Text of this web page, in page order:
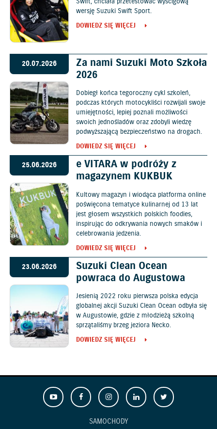
wersję Suzuki Swift Sport.
DOWIEDZ SIĘ WIĘCEJ
20.07.2026
Za nami Suzuki Moto Szkoła
2026
Dobiegł końca tegoroczny cykl szkoleń,
podczas których motocykliści rozwijali swoje
umiejętności, lepiej poznali możliwości
swoich jednośladów oraz zdobyli wiedzę
podwyższającą bezpieczeństwo na drogach.
DOWIEDZ SIĘ WIĘCEJ
25.06.2026
e VITARA w podróży z
magazynem KUKBUK
Kultowy magazyn i wiodąca platforma online
poświęcona tematyce kulinarnej od 13 lat
jest głosem wszystkich polskich foodies,
inspirując do odkrywania nowych smaków i
celebrowania jedzenia.
DOWIEDZ SIĘ WIĘCEJ
23.06.2026
Suzuki Clean Ocean
powraca do Augustowa
Jesienią 2022 roku pierwsza polska edycja
globalnej akcji Suzuki Clean Ocean odbyła się
w Augustowie, gdzie z młodzieżą szkolną
sprzątaliśmy brzeg jeziora Necko.
DOWIEDZ SIĘ WIĘCEJ
SAMOCHODY